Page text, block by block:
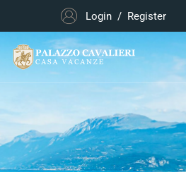
Login / Register